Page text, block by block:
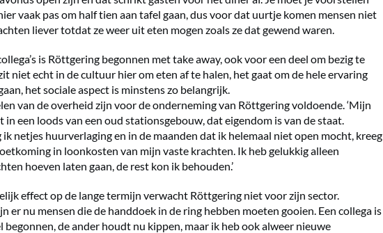
vaak pas om half tien aan tafel gaan, dus voor dat uurtje komen mensen niet
liever totdat ze weer uit eten mogen zoals ze dat gewend waren.
is Röttgering begonnen met take away, ook voor een deel om bezig te
niet echt in de cultuur hier om eten af te halen, het gaat om de hele ervaring
het sociale aspect is minstens zo belangrijk.
van de overheid zijn voor de onderneming van Röttgering voldoende. ‘Mijn
in een loods van een oud stationsgebouw, dat eigendom is van de staat.
netjes huurverlaging en in de maanden dat ik helemaal niet open mocht, kreeg
in loonkosten van mijn vaste krachten. Ik heb gelukkig alleen
hoeven laten gaan, de rest kon ik behouden.’
effect op de lange termijn verwacht Röttgering niet voor zijn sector.
er nu mensen die de handdoek in de ring hebben moeten gooien. Een collega is
begonnen, de ander houdt nu kippen, maar ik heb ook alweer nieuwe